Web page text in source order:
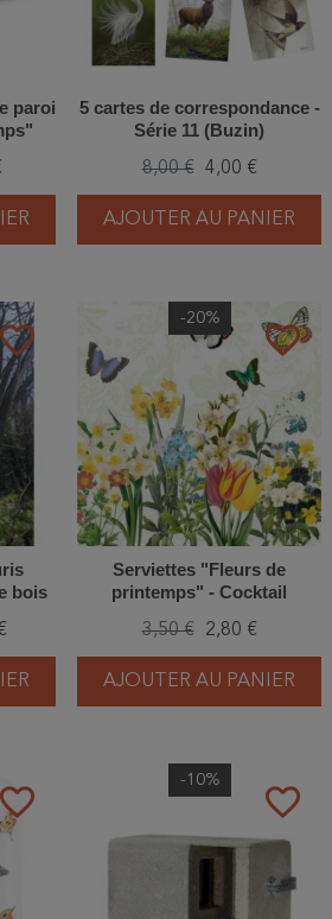
paroi
5 cartes de correspondance -
Série 11 (Buzin)
8,00 € 4,00 €
AJOUTER AU PANIER
bois
favorite_border
-20%
Serviettes "Fleurs de
printemps" - Cocktail
3,50 € 2,80 €
AJOUTER AU PANIER
favorite_border favorite_border
-10%